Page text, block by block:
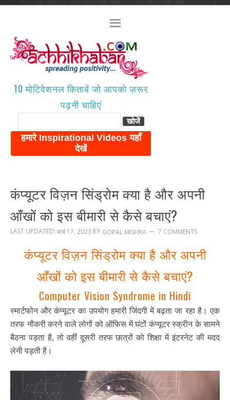
10 मोटिवेशनल किताबें जो आपको ज़रूर
पढ़नी चाहिएं
कंप्यूटर विज़न सिंड्रोम क्या है और अपनी
आँखों को इस बीमारी से कैसे बचाएं?
LAST UPDATED: मार्च 17, 2023 BY GOPAL MISHRA 7 COMMENTS
कंप्यूटर विज़न सिंड्रोम क्या है और अपनी
आँखों को इस बीमारी से कैसे बचाएं?
Computer Vision Syndrome in Hindi
स्मार्टफोन और कंप्यूटर का उपयोग हमारी जिंदगी में बढ़ता जा रहा है। एक
तरफ नौकरी करने वाले लोगों को ऑफिस में घंटों कंप्यूटर स्क्रीन के सामने
बैठना पड़ता है, तो वहीं दूसरी तरफ छात्रों को शिक्षा में इंटरनेट की मदद
लेनी पड़ती है।